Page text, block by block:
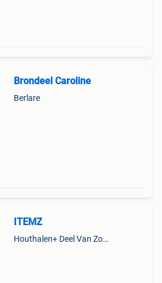
Brondeel Caroline
Berlare
ITEMZ
Houthalen+ Deel Van Zonhoven En Zolder